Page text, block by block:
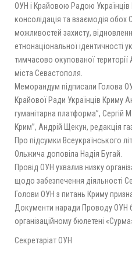
ОУН і Крайовою Радою
консолідація та взаємодія обох
можливостей захисту,
етнонаціональної ідентичності
тимчасово окупованої
міста Севастополя.
Меморандум підписали Голова
Крайової Ради Українців Криму
гуманітарна платформа”,
Крим”, Андрій Щекун, редакція
Про підсумки Всеукраїнського
Ольжича доповіла Надія Бугай.
Провід ОУН ухвалив низку
щодо забезпечення діяльності
Голови ОУН з питань Криму
Документи наради Проводу ОУН
організаційному бюлетені
Секретаріат ОУН